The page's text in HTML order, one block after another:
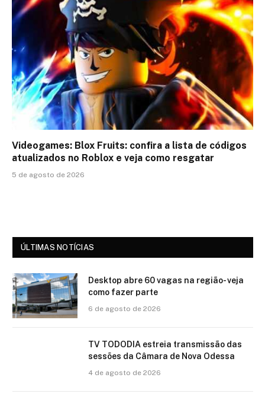
Videogames: Blox Fruits: confira a lista de códigos
atualizados no Roblox e veja como resgatar
5 de agosto de 2026
ÚLTIMAS NOTÍCIAS
Desktop abre 60 vagas na região- veja
como fazer parte
6 de agosto de 2026
TV TODODIA estreia transmissão das
sessões da Câmara de Nova Odessa
4 de agosto de 2026